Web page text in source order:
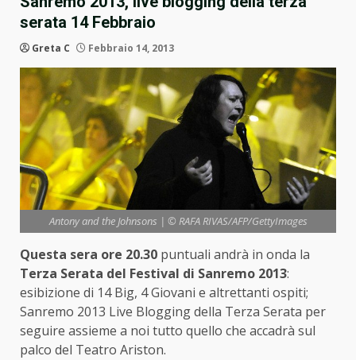
serata 14 Febbraio
Greta C Febbraio 14, 2013
Antony and the Johnsons | © RAFA RIVAS/AFP/GettyImages
Questa sera ore 20.30 puntuali andrà in onda la
Terza Serata del Festival di Sanremo 2013:
esibizione di 14 Big, 4 Giovani e altrettanti ospiti;
Sanremo 2013 Live Blogging della Terza Serata per
seguire assieme a noi tutto quello che accadrà sul
palco del Teatro Ariston.